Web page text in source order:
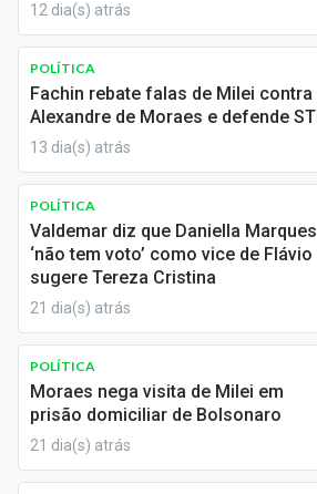
Últimas Notícias
Newsletters
Cotações
Comprar ou vender?
Carteiras Recomendadas
Central de Dividendos
Central de Fundos Imobiliários
Central dos IPOs
Renda Fixa
Finanças Pessoais
12 dia(s) atrás
POLÍTICA
Fachin rebate falas de Milei contra
Alexandre de Moraes e defende
13 dia(s) atrás
POLÍTICA
Valdemar diz que Daniella Marques
‘não tem voto’ como vice de Flávio
sugere Tereza Cristina
21 dia(s) atrás
POLÍTICA
Moraes nega visita de Milei em
prisão domiciliar de Bolsonaro
21 dia(s) atrás